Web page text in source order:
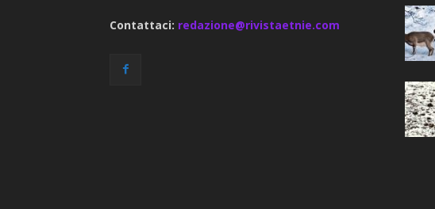
Contattaci: redazione@rivistaetnie.com